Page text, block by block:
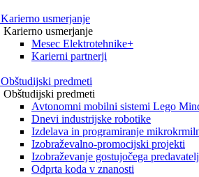
Karierno usmerjanje
Karierno usmerjanje
Mesec Elektrotehnike+
Karierni partnerji
Obštudijski predmeti
Obštudijski predmeti
Avtonomni mobilni sistemi Lego
Dnevi industrijske robotike
Izdelava in programiranje
Izobraževalno-promocijski projekti
Izobraževanje gostujočega
Odprta koda v znanosti